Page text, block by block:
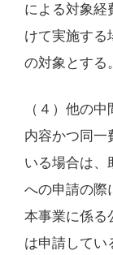
による対象経
けて実施する
の対象とする。
（４）他の
内容かつ同一
いる場合は、
への申請の際
本事業に係る
は申請してい